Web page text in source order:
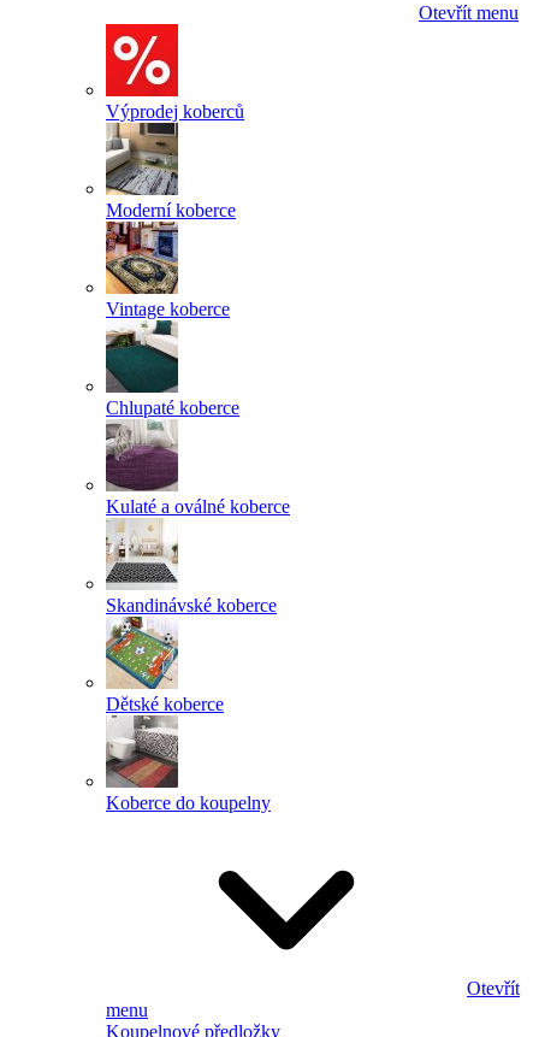
Otevřít menu
Výprodej koberců
Moderní koberce
Vintage koberce
Chlupaté koberce
Kulaté a oválné koberce
Skandinávské koberce
Dětské koberce
Koberce do koupelny
Otevřít
menu
Koupelnové předložky